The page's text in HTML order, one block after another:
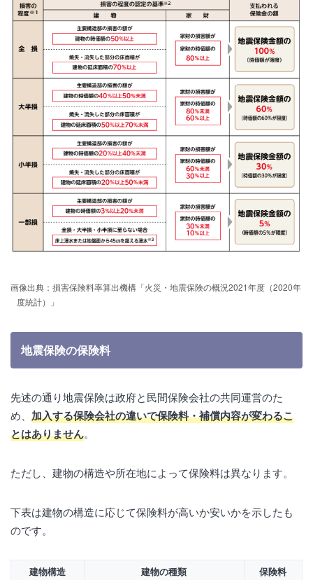
画像出典：損害保険料率算出機構「火災・地震保険の概況2021年度（2020年
度統計）」
地震保険の保険料
先述の通り地震保険は政府と民間保険会社の共同運営のた
め、 加入する保険会社の違いで保険料・補償内容が変わるこ
とはありません。
ただし、建物の構造や所在地によって保険料は異なります。
下表は建物の構造に応じて保険料が高いか安いかを示したも
のです。
建物構造 建物の種類 保険料